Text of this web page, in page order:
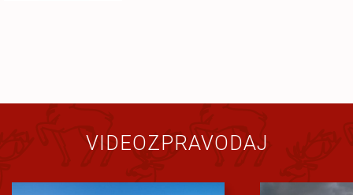
VIDEOZPRAVODAJ